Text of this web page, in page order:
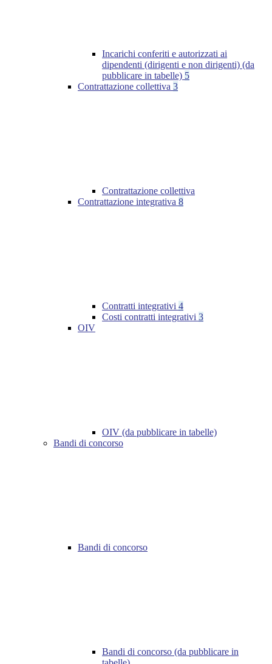
Incarichi conferiti e autorizzati ai
dipendenti (dirigenti e non dirigenti) (da
pubblicare in tabelle) 5
Contrattazione collettiva 3
Contrattazione collettiva
Contrattazione integrativa 8
Contratti integrativi 4
Costi contratti integrativi 3
OIV
OIV (da pubblicare in tabelle)
Bandi di concorso
Bandi di concorso
Bandi di concorso (da pubblicare in